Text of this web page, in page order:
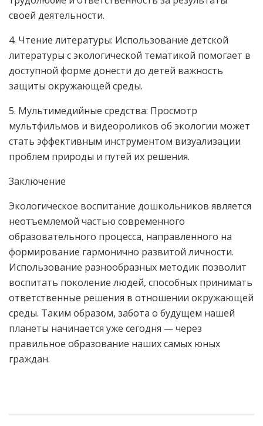
своей деятельности.
4. Чтение литературы: Использование детской
литературы с экологической тематикой помогает в
доступной форме донести до детей важность
защиты окружающей среды.
5. Мультимедийные средства: Просмотр
мультфильмов и видеороликов об экологии может
стать эффективным инструментом визуализации
проблем природы и путей их решения.
Заключение
Экологическое воспитание дошкольников является
неотъемлемой частью современного
образовательного процесса, направленного на
формирование гармонично развитой личности.
Использование разнообразных методик позволит
воспитать поколение людей, способных принимать
ответственные решения в отношении окружающей
среды. Таким образом, забота о будущем нашей
планеты начинается уже сегодня — через
правильное образование наших самых юных
граждан.